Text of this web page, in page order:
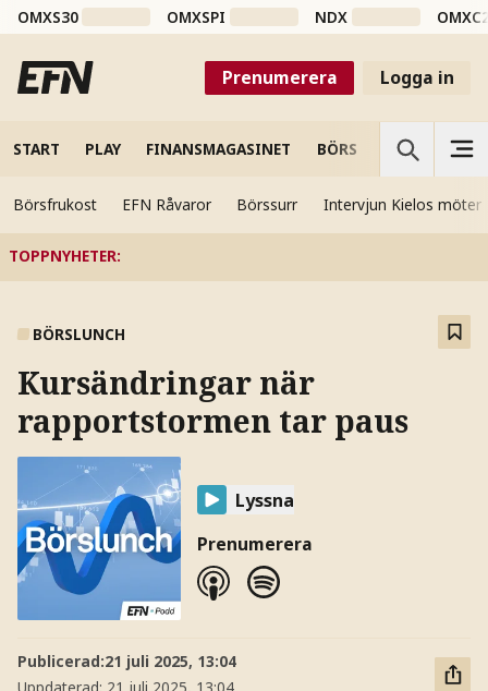
OMXS30 OMXSPI NDX
Prenumerera Logga in
START PLAY FINANSMAGASINET BÖRS VETENSKAP
Börsfrukost EFN Råvaror Börssurr Intervjun Kielos möter
TOPPNYHETER:
BÖRSLUNCH
Kursändringar när
rapportstormen tar paus
Lyssna
Prenumerera
Publicerad:21 juli 2025, 13:04